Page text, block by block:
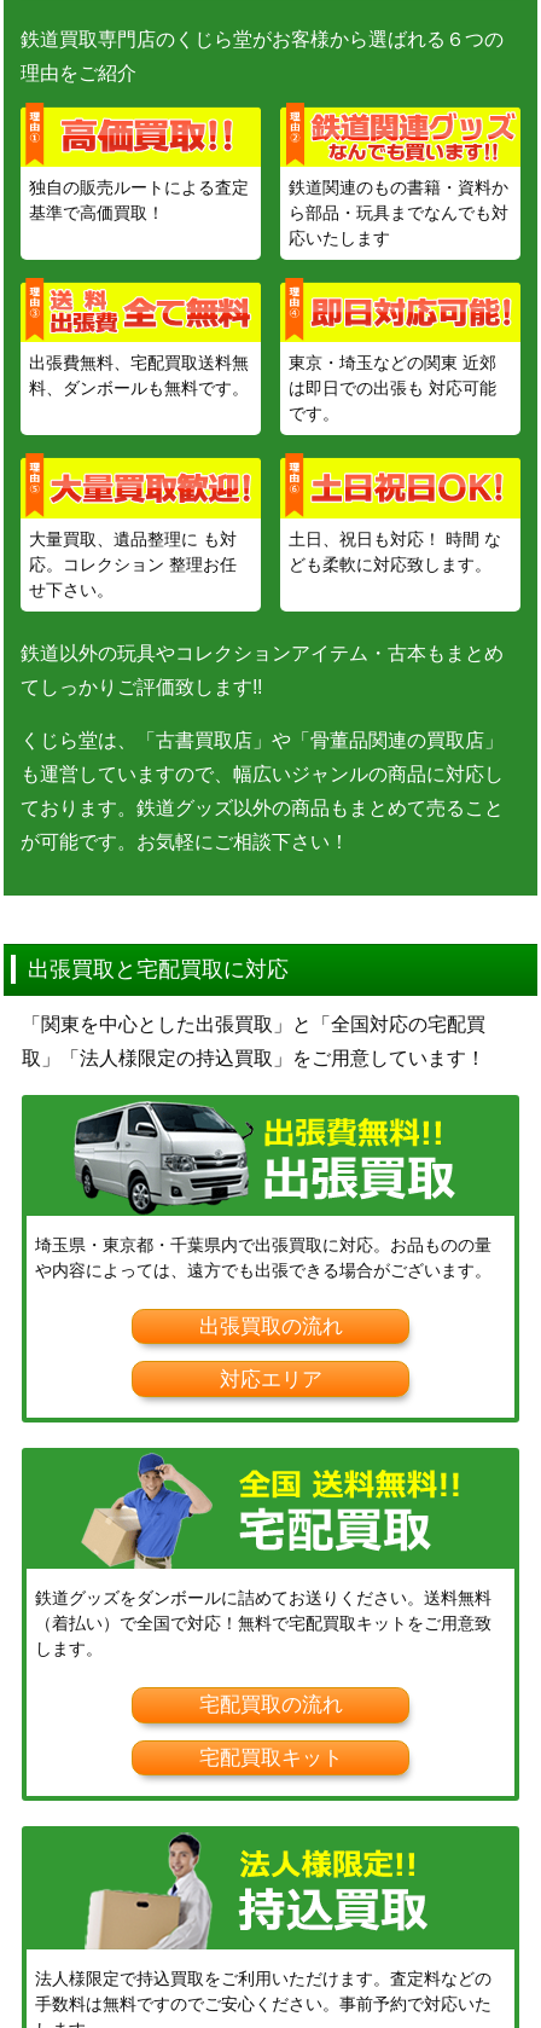
鉄道買取専門店のくじら堂がお客様から選ばれる６つの
理由をご紹介
独自の販売ルートによる査定
基準で高価買取！
鉄道関連のもの書籍・資料か
ら部品・玩具までなんでも対
応いたします
出張費無料、宅配買取送料無
料、ダンボールも無料です。
東京・埼玉などの関東 近郊
は即日での出張も 対応可能
です。
大量買取、遺品整理に も対
応。コレクション 整理お任
せ下さい。
土日、祝日も対応！ 時間 な
ども柔軟に対応致します。
鉄道以外の玩具やコレクションアイテム・古本もまとめ
てしっかりご評価致します!!
くじら堂は、「古書買取店」や「骨董品関連の買取店」
も運営していますので、幅広いジャンルの商品に対応し
ております。鉄道グッズ以外の商品もまとめて売ること
が可能です。お気軽にご相談下さい！
出張買取と宅配買取に対応
「関東を中心とした出張買取」と「全国対応の宅配買
取」「法人様限定の持込買取」をご用意しています！
埼玉県・東京都・千葉県内で出張買取に対応。お品ものの量
や内容によっては、遠方でも出張できる場合がございます。
出張買取の流れ
対応エリア
鉄道グッズをダンボールに詰めてお送りください。送料無料
（着払い）で全国で対応！無料で宅配買取キットをご用意致
します。
宅配買取の流れ
宅配買取キット
法人様限定で持込買取をご利用いただけます。査定料などの
手数料は無料ですのでご安心ください。事前予約で対応いた